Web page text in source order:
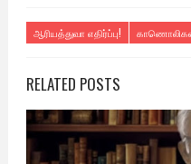
ஆரியத்துவா எதிர்ப்பு!
RELATED POSTS